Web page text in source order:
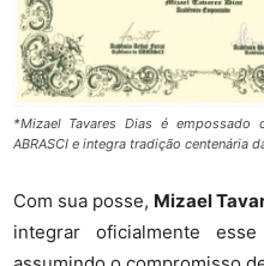
*Mizael Tavares Dias é empossado
ABRASCI e integra tradição centenária
Com sua posse, Mizael
integrar oficialmente